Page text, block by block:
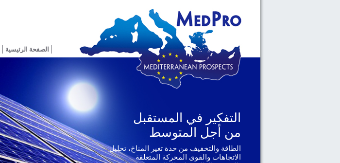
التفكير في المستقبل
من أجل المتوسط
الطاقة والتخفيف من حدة تغير المناخ، تحليل
الاتجاهات والقوى المحركة المتعلقة
التفكير في المستقبل
من أجل المتوسط
الجغرافيا السياسية والحوكمة، يتناول التحديات السياسية
الإقليمية والدولية التي تواجهها دول
الصفحة الرئيسية